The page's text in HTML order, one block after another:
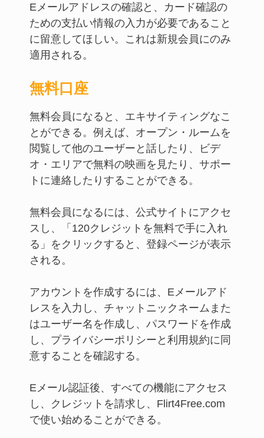
Eメールアドレスの確認と、カード確認の
ための支払い情報の入力が必要であること
に留意してほしい。これは新規会員にのみ
適用される。
無料口座
無料会員になると、エキサイティングなこ
とができる。例えば、オープン・ルームを
閲覧して他のユーザーと話したり、ビデ
オ・エリアで無料の映画を見たり、サポー
トに連絡したりすることができる。
無料会員になるには、公式サイトにアクセ
スし、「120クレジットを無料で手に入れ
る」をクリックすると、登録ページが表示
される。
アカウントを作成するには、Eメールアド
レスを入力し、チャットニックネームまた
はユーザー名を作成し、パスワードを作成
し、プライバシーポリシーと利用規約に同
意することを確認する。
Eメール認証後、すべての機能にアクセス
し、クレジットを請求し、Flirt4Free.com
で使い始めることができる。